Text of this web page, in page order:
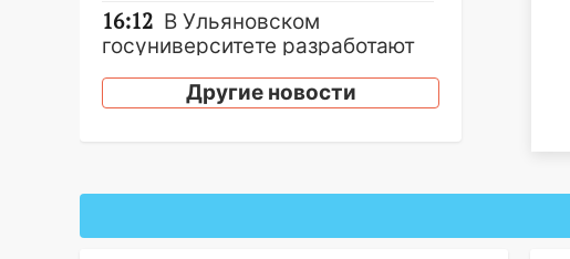
16:12 В Ульяновском
госуниверситете разработают
цифровой ПЦРДругие новости